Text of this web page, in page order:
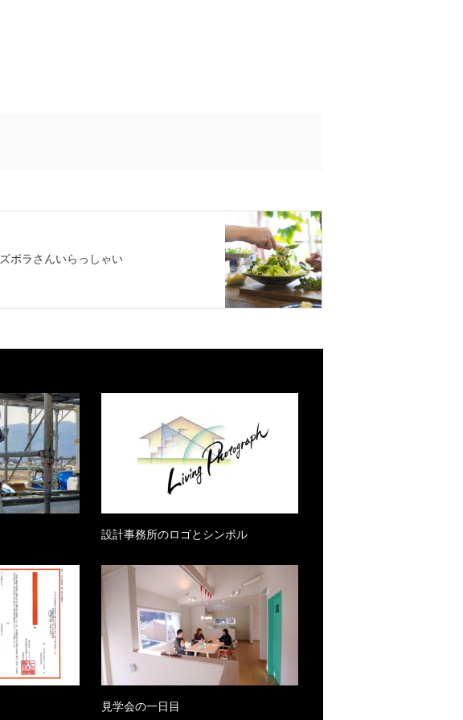
ズボラさんいらっしゃい
設計事務所のロゴとシンボル
見学会の一日目